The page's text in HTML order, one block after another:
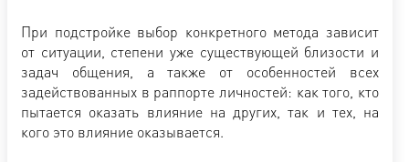
При подстройке выбор конкретного метода зависит
от ситуации, степени уже существующей близости и
задач общения, а также от особенностей всех
задействованных в раппорте личностей: как того, кто
пытается оказать влияние на других, так и тех, на
кого это влияние оказывается.